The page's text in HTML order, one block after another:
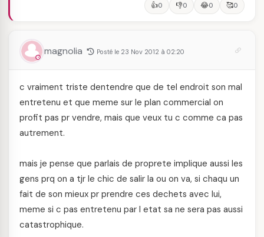
👍0 👎0 😂0 🥰0
magnolia Posté le 23 Nov 2012 à 02:20
c vraiment triste dentendre que de tel endroit son mal
entretenu et que meme sur le plan commercial on
profit pas pr vendre, mais que veux tu c comme ca pas
autrement.
mais je pense que parlais de proprete implique aussi les
gens prq on a tjr le chic de salir la ou on va, si chaqu un
fait de son mieux pr prendre ces dechets avec lui,
meme si c pas entretenu par l etat sa ne sera pas aussi
catastrophique.